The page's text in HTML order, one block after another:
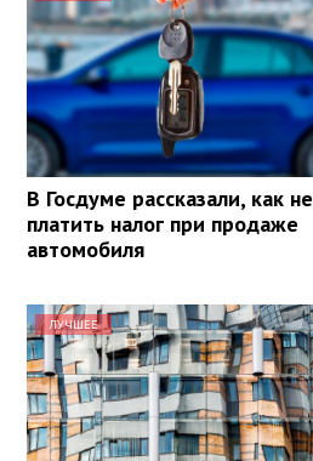
В Госдуме рассказали, как не
платить налог при продаже
автомобиля
ЛУЧШЕЕ